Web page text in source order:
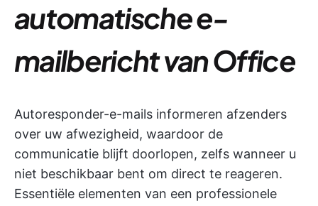
automatische e-
mailbericht van Office
Autoresponder-e-mails informeren afzenders
over uw afwezigheid, waardoor de
communicatie blijft doorlopen, zelfs wanneer u
niet beschikbaar bent om direct te reageren.
Essentiële elementen van een professionele